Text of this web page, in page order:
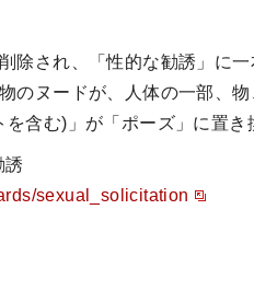
され、「性的な勧誘」に一
ヌードが、人体の一部、物
含む)」が「ポーズ」に置き
誘
sexual_solicitation